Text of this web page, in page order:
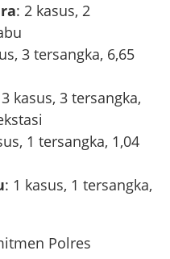
: 2 kasus, 2
3 tersangka, 6,65
kasus, 3 tersangka,
1 tersangka, 1,04
: 1 kasus, 1 tersangka,
Polres